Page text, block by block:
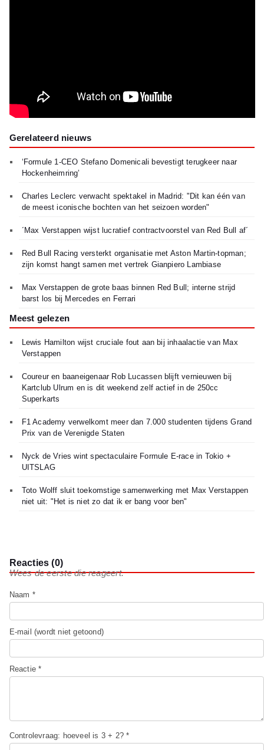
Gerelateerd nieuws
‘Formule 1-CEO Stefano Domenicali bevestigt terugkeer naar
Hockenheimring’
Charles Leclerc verwacht spektakel in Madrid: "Dit kan één van
de meest iconische bochten van het seizoen worden"
´Max Verstappen wijst lucratief contractvoorstel van Red Bull af´
Red Bull Racing versterkt organisatie met Aston Martin-topman;
zijn komst hangt samen met vertrek Gianpiero Lambiase
Max Verstappen de grote baas binnen Red Bull; interne strijd
barst los bij Mercedes en Ferrari
Meest gelezen
Lewis Hamilton wijst cruciale fout aan bij inhaalactie van Max
Verstappen
Coureur en baaneigenaar Rob Lucassen blijft vernieuwen bij
Kartclub Ulrum en is dit weekend zelf actief in de 250cc
Superkarts
F1 Academy verwelkomt meer dan 7.000 studenten tijdens Grand
Prix van de Verenigde Staten
Nyck de Vries wint spectaculaire Formule E-race in Tokio +
UITSLAG
Toto Wolff sluit toekomstige samenwerking met Max Verstappen
niet uit: "Het is niet zo dat ik er bang voor ben"
Reacties (0)
Wees de eerste die reageert.
Naam *
E-mail (wordt niet getoond)
Reactie *
Controlevraag: hoeveel is 3 + 2? *